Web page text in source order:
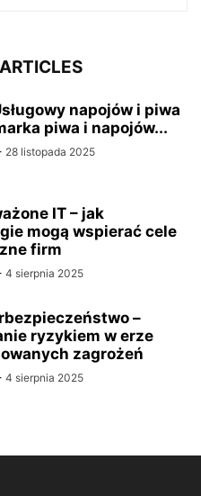
napojów i piwa
piwa i napojów...
28 listopada 2025
IT – jak
mogą wspierać cele
firm
4 sierpnia 2025
–
ryzykiem w erze
zagrożeń
4 sierpnia 2025